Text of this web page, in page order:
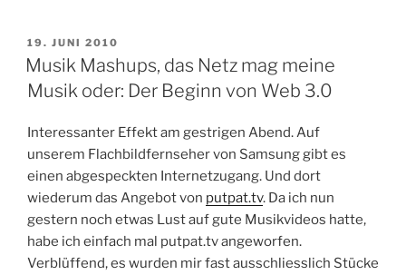
VERÖFFENTLICHT
AM
19. JUNI 2010
Musik Mashups, das Netz mag meine
Musik oder: Der Beginn von Web 3.0
Interessanter Effekt am gestrigen Abend. Auf
unserem Flachbildfernseher von Samsung gibt es
einen abgespeckten Internetzugang. Und dort
wiederum das Angebot von putpat.tv. Da ich nun
gestern noch etwas Lust auf gute Musikvideos hatte,
habe ich einfach mal putpat.tv angeworfen.
Verblüffend, es wurden mir fast ausschliesslich Stücke